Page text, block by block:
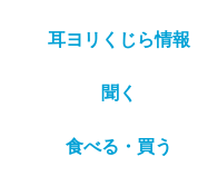
耳ヨリくじら情報
聞く
食べる・買う